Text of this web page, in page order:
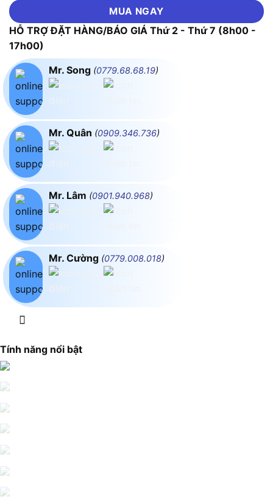
MUA NGAY
HỖ TRỢ ĐẶT HÀNG/BÁO GIÁ Thứ 2 - Thứ 7 (8h00 -
17h00)
Mr. Song (0779.68.68.19)
Mr. Quân (0909.346.736)
Mr. Lâm (0901.940.968)
Mr. Cường (0779.008.018)
Tính năng nổi bật